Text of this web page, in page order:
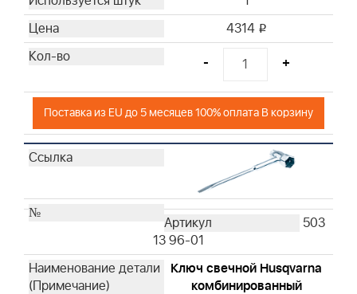
4314 i
- +
Поставка из EU до 5 месяцев 100% оплата В корзину
503
13 96-01
Ключ свечной Husqvarna
комбинированный